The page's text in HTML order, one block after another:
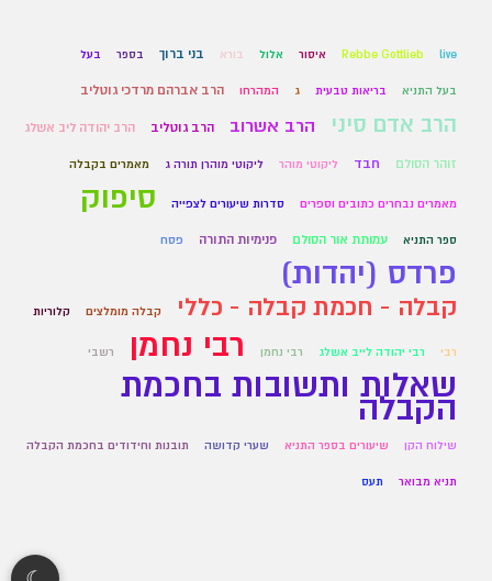
live
Rebbe Gottlieb איסור אלול בורא בני ברוך בספר בעל
בעל התניא בריאות טבעית ג המהרחו הרב אברהם מרדכי גוטליב
הרב אדם סיני הרב אשרוב הרב גוטליב הרב יהודה ליב אשלג
זוהר הסולם חבד ליקוטי מוהר ליקוטי מוהרן תורה ג מאמרים בקבלה
מאמרים נבחרים כתובים וספרים סדרות שיעורים לצפייה סיפוק
ספר התניא עמותת אור הסולם פנימיות התורה פסח
פרדס (יהדות)
קבלה - חכמת קבלה - כללי קבלה מומלצים קלוריות
רבי רבי יהודה לייב אשלג רבי נחמן רבי נחמן רשבי
שאלות ותשובות בחכמת
הקבלה
שילוח הקן שיעורים בספר התניא שערי קדושה תובנות וחידודים בחכמת הקבלה
תניא מבואר תעס